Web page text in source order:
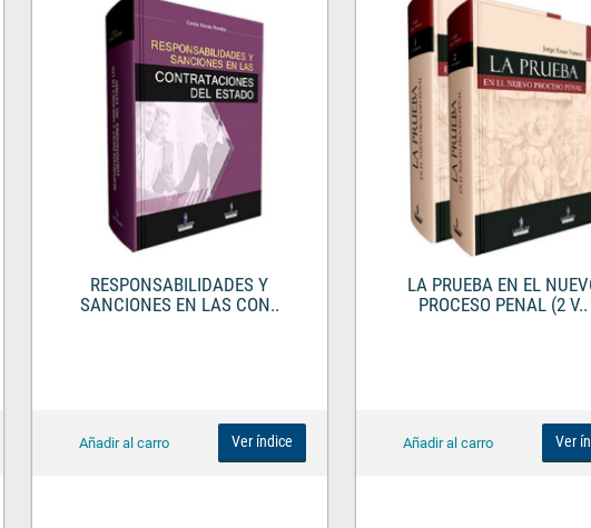
RESPONSABILIDADES Y
SANCIONES EN LAS CON..
Ver índice
LA PRUEBA EN EL
PROCESO PENAL (2 V..
Ver